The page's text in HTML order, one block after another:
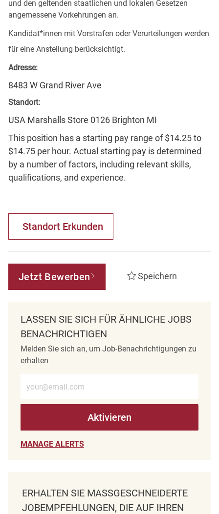
und den geltenden staatlichen und lokalen Gesetzen
angemessene Vorkehrungen an.
Kandidat*innen mit Vorstrafen oder Verurteilungen werden
für eine Anstellung berücksichtigt.
Adresse:
8483 W Grand River Ave
Standort:
USA Marshalls Store 0126 Brighton MI
This position has a starting pay range of $14.25 to
$14.75 per hour. Actual starting pay is determined
by a number of factors, including relevant skills,
qualifications, and experience.
Standort Erkunden
Jetzt Bewerben Speichern
LASSEN SIE SICH FÜR ÄHNLICHE JOBS
BENACHRICHTIGEN
Melden Sie sich an, um Job-Benachrichtigungen zu
erhalten
Aktivieren
MANAGE ALERTS
ERHALTEN SIE MASSGESCHNEIDERTE J
OBEMPFEHLUNGEN, DIE AUF IHREN I